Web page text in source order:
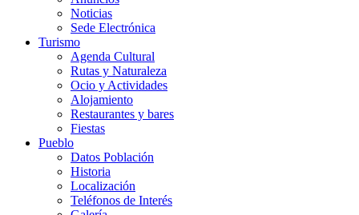
Noticias
Sede Electrónica
Turismo
Agenda Cultural
Rutas y Naturaleza
Ocio y Actividades
Alojamiento
Restaurantes y bares
Fiestas
Pueblo
Datos Población
Historia
Localización
Teléfonos de Interés